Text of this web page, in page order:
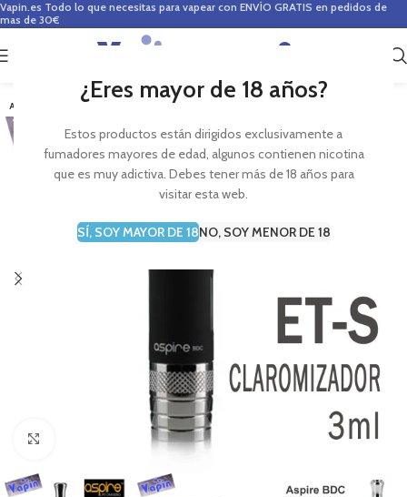
¿Eres mayor de 18 años?
Estos productos están dirigidos exclusivamente a
fumadores mayores de edad, algunos contienen nicotina
que es muy adictiva. Debes tener más de 18 años para
visitar esta web.
SÍ, SOY MAYOR DE 18NO, SOY MENOR DE 18
Vapin.es Todo lo que necesitas para vapear con ENVÍO GRATIS en pedidos de
mas de 30€
0
AGOTADO
Haga Click para agrandar